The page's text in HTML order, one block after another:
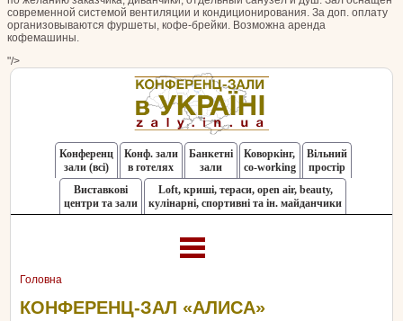
современной системой вентиляции и кондиционирования. За доп. оплату
организовываются фуршеты, кофе-брейки. Возможна аренда
кофемашины.
"/>
Конференц
зали (всі)
Конф. зали
в готелях
Банкетні
зали
Коворкінг,
co-working
Вільний
простір
Виставкові
центри та зали
Loft, криші, тераси, оpen air, beauty,
кулінарні, спортивні та ін. майданчики
Головна
КОНФЕРЕНЦ-ЗАЛ «АЛИСА»